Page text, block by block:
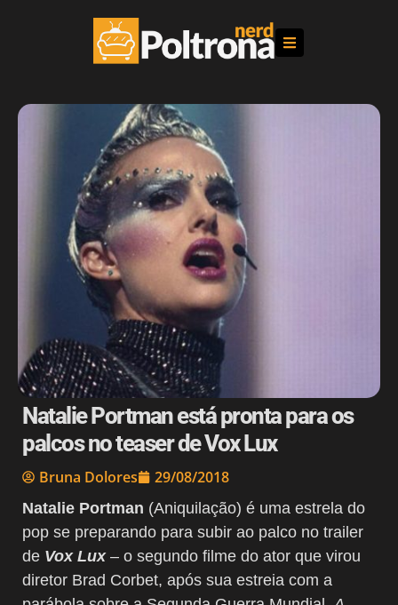
Natalie Portman está pronta para os
palcos no teaser de Vox Lux
Bruna Dolores 29/08/2018
Natalie Portman (Aniquilação) é uma estrela do
pop se preparando para subir ao palco no trailer
de Vox Lux – o segundo filme do ator que virou
diretor Brad Corbet, após sua estreia com a